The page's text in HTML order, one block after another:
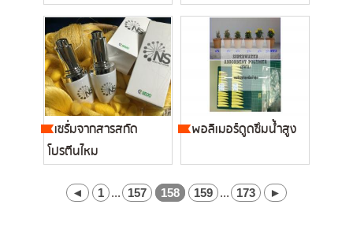
ฟัน...
เซรั่มจากสารสกัด
โปรตีนไหม
พอลิเมอร์ดูดซึมน้ำสูง
◄ 1 ... 157 158 159 ... 173 ►